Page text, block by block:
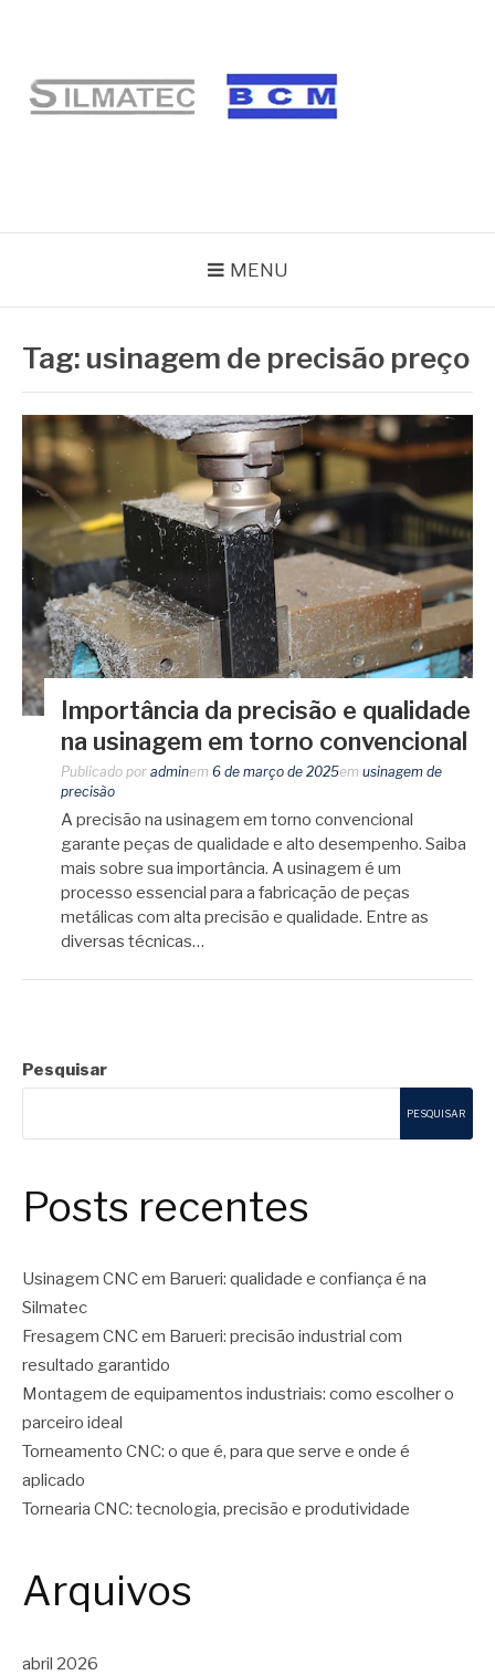
conteúdo
MENU
Tag: usinagem de precisão preço
Importância da precisão e qualidade
na usinagem em torno convencional
Publicado por adminem 6 de março de 2025em usinagem de
precisão
A precisão na usinagem em torno convencional
garante peças de qualidade e alto desempenho. Saiba
mais sobre sua importância. A usinagem é um
processo essencial para a fabricação de peças
metálicas com alta precisão e qualidade. Entre as
diversas técnicas…
Pesquisar
PESQUISAR
Posts recentes
Usinagem CNC em Barueri: qualidade e confiança é na
Silmatec
Fresagem CNC em Barueri: precisão industrial com
resultado garantido
Montagem de equipamentos industriais: como escolher o
parceiro ideal
Torneamento CNC: o que é, para que serve e onde é
aplicado
Tornearia CNC: tecnologia, precisão e produtividade
Arquivos
abril 2026